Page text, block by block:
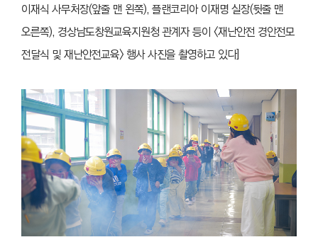
이재식 사무처장(앞줄 맨 왼쪽), 플랜코리아 이재명 실장(뒷줄 맨
오른쪽), 경상남도창원교육지원청 관계자 등이 <재난안전 경안전모
전달식 및 재난안전교육> 행사 사진을 촬영하고 있다]